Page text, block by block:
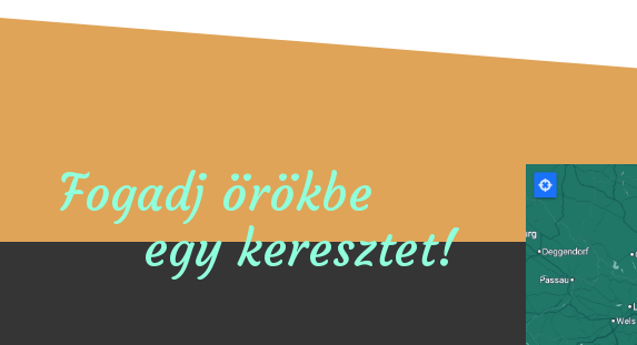
Fogadj örökbe
egy keresztet!